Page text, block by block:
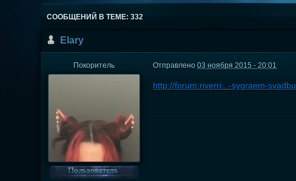
СООБЩЕНИЙ В ТЕМЕ: 332
Elary
Покоритель Отправлено03 ноября 2015 - 20:01
http://forum.riverri...-sygraem-svadbu